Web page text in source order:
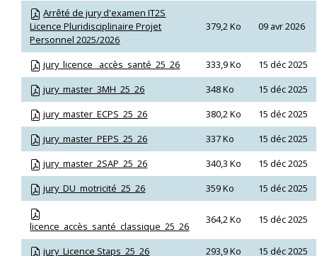
Arrêté de jury d'examen IT2S
Licence Pluridisciplinaire Projet
Personnel 2025/2026
379,2 Ko 09 avr 2026
jury_licence_ accès_santé_25_26 333,9 Ko
15 déc 2025
jury_master_3MH_25_26
348 Ko
15 déc 2025
jury_master_ECPS_25_26
380,2 Ko
15 déc 2025
jury_master_PEPS_25_26
337 Ko
15 déc 2025
jury_master_2SAP_25_26
340,3 Ko
15 déc 2025
jury_DU_motricité_25_26
359 Ko 15 déc 2025
licence_accès_santé_classique_25_26
364,2 Ko 15 déc 2025
jury_Licence Staps_25_26 293,9 Ko
15 déc 2025